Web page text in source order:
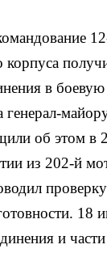
корпуса
в боевую
генерал-
об этом в
из 202-й
проверку
18
и